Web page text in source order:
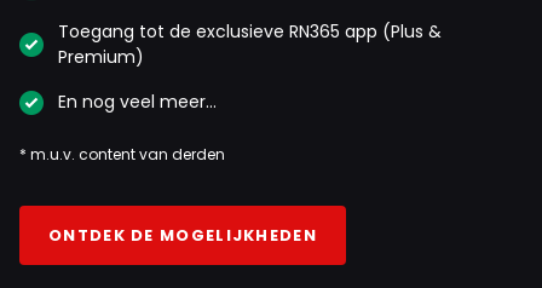
Ja je hebt er altijd die praten voor hun beurt
zonder de ware reden te weten. Verstappen
maakt.
Uptodate
5 juli 17:02
En zo kruipt Max weekje bij Weekje richting McLaren
Toegang tot de exclusieve RN365 app (Plus &
Premium)
En nog veel meer…
* m.u.v. content van derden
ONTDEK DE MOGELIJKHEDEN